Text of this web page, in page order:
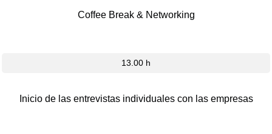
Coffee Break & Networking
13.00 h
Inicio de las entrevistas individuales con las empresas